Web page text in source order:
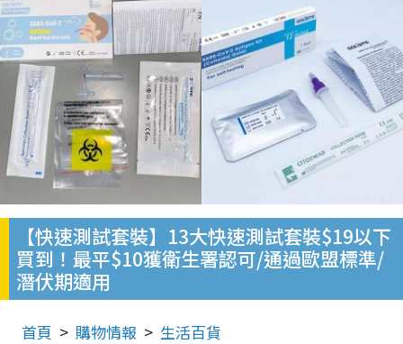
【快速測試套裝】13大快速測試套裝$19以下
買到！最平$10獲衛生署認可/通過歐盟標準/
潛伏期適用
首頁 購物情報 生活百貨